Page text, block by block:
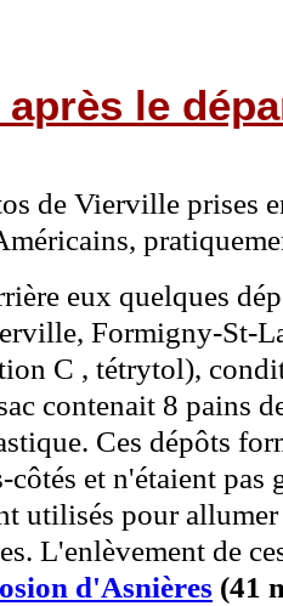
près le
de Vierville prises
eux quelques
Formigny-St-
C , tétrytol),
contenait 8 pains
Ces dépôts
côtés et n'étaient
utilisés pour
L'enlèvement de
d'Asnières (41